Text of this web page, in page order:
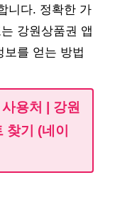
니다. 정확한 가
강원상품권 앱
보를 얻는 방법
용처 | 강원
기 (네이